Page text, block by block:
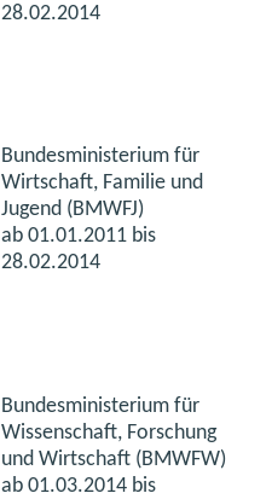
28.02.2014
Bundesministerium für
Wirtschaft, Familie und
Jugend (BMWFJ)
ab 01.01.2011 bis
28.02.2014
Bundesministerium für
Wissenschaft, Forschung
und Wirtschaft (BMWFW)
ab 01.03.2014 bis